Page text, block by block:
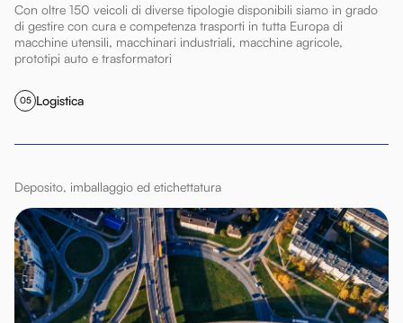
Con oltre 150 veicoli di diverse tipologie disponibili siamo in grado
di gestire con cura e competenza trasporti in tutta Europa di
macchine utensili, macchinari industriali, macchine agricole,
prototipi auto e trasformatori
05 Logistica
Deposito, imballaggio ed etichettatura